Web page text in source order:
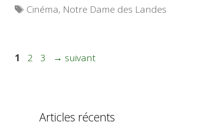
Étiquettes
Cinéma, Notre Dame des Landes
Page
1 Page
2 Page
3 → suivant
Articles récents